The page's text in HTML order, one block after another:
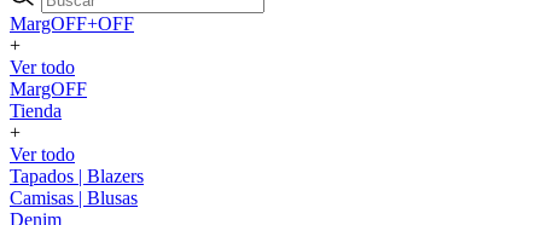
MargOFF+OFF
+
Ver todo
MargOFF
Tienda
+
Ver todo
Tapados | Blazers
Camisas | Blusas
Denim